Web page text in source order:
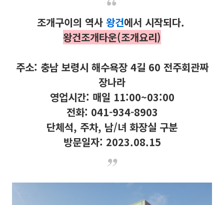
조개구이의 역사 왕건에서 시작되다.
왕건조개타운(조개요리)
주소: 충남 보령시 해수욕장 4길 60 전주회관짜
장나라
영업시간: 매일 11:00~03:00
전화: 041-934-8903
단체석, 주차, 남/녀 화장실 구분
방문일자: 2023.08.15